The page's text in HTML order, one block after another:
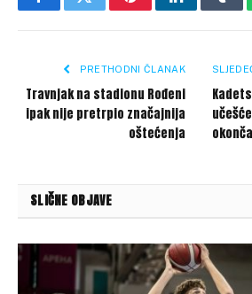
FacebookTwitterPinterestLinkedIn
PRETHODNI ČLANAK
Travnjak na stadionu Rođeni
ipak nije pretrpio značajnija
oštećenja
SLIČNE OBJAVE